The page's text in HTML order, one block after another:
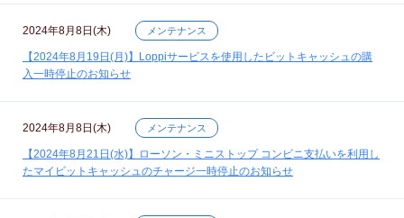
2024年8月8日(木) メンテナンス
【2024年8月19日(月)】Loppiサービスを使用したビットキャッシュの購
入一時停止のお知らせ
2024年8月8日(木) メンテナンス
【2024年8月21日(水)】ローソン・ミニストップ コンビニ支払いを利用し
たマイビットキャッシュのチャージ一時停止のお知らせ